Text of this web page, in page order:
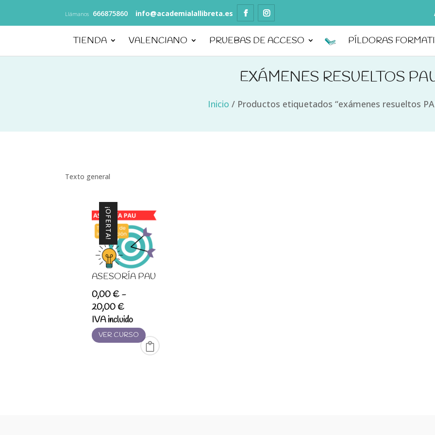
Llámanos 666875860 info@academialallibreta.es
TIENDA VALENCIANO PRUEBAS DE ACCESO PÍLDORAS
EXÁMENES RESUELTOS
Inicio / Productos etiquetados “exámenes resueltos
Texto general
¡OFERTA!
ASESORÍA PAU
0,00€ -
20,00€Rango
de
precios:
desde
0,00 €
IVA incluido
VER CURSO